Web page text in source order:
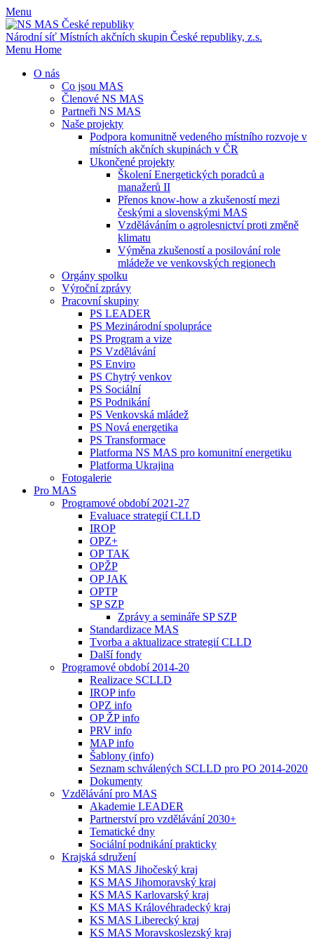
Menu
Národní síť Místních akčních skupin České republiky, z.s.
Menu Home
O nás
Co jsou MAS
Členové NS MAS
Partneři NS MAS
Naše projekty
Podpora komunitně vedeného místního rozvoje v
místních akčních skupinách v ČR
Ukončené projekty
Školení Energetických poradců a
manažerů II
Přenos know-how a zkušeností mezi
českými a slovenskými MAS
Vzděláváním o agrolesnictví proti změně
klimatu
Výměna zkušeností a posilování role
mládeže ve venkovských regionech
Orgány spolku
Výroční zprávy
Pracovní skupiny
PS LEADER
PS Mezinárodní spolupráce
PS Program a vize
PS Vzdělávání
PS Enviro
PS Chytrý venkov
PS Sociální
PS Podnikání
PS Venkovská mládež
PS Nová energetika
PS Transformace
Platforma NS MAS pro komunitní energetiku
Platforma Ukrajina
Fotogalerie
Pro MAS
Programové období 2021-27
Evaluace strategií CLLD
IROP
OPZ+
OP TAK
OPŽP
OP JAK
OPTP
SP SZP
Zprávy a semináře SP SZP
Standardizace MAS
Tvorba a aktualizace strategií CLLD
Další fondy
Programové období 2014-20
Realizace SCLLD
IROP info
OPZ info
OP ŽP info
PRV info
MAP info
Šablony (info)
Seznam schválených SCLLD pro PO 2014-2020
Dokumenty
Vzdělávání pro MAS
Akademie LEADER
Partnerství pro vzdělávání 2030+
Tematické dny
Sociální podnikání prakticky
Krajská sdružení
KS MAS Jihočeský kraj
KS MAS Jihomoravský kraj
KS MAS Karlovarský kraj
KS MAS Královéhradecký kraj
KS MAS Liberecký kraj
KS MAS Moravskoslezský kraj